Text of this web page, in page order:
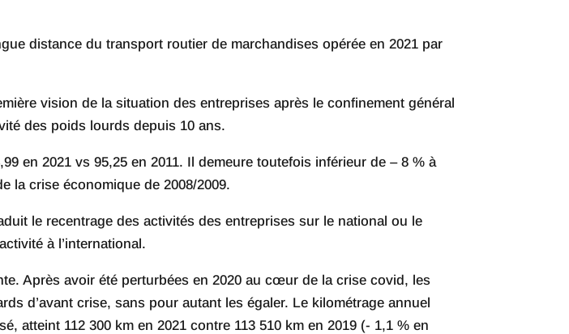
distance du transport routier de marchandises opérée en 2021 par
vision de la situation des entreprises après le confinement général
des poids lourds depuis 10 ans.
en 2021 vs 95,25 en 2011. Il demeure toutefois inférieur de – 8 % à
la crise économique de 2008/2009.
le recentrage des activités des entreprises sur le national ou le
à l’international.
Après avoir été perturbées en 2020 au cœur de la crise covid, les
d’avant crise, sans pour autant les égaler. Le kilométrage annuel
atteint 112 300 km en 2021 contre 113 510 km en 2019 (- 1,1 % en